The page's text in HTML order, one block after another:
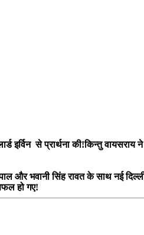
से प्रार्थना की!किन्तु
और भवानी सिंह रावत के साथ नई
हो गए!